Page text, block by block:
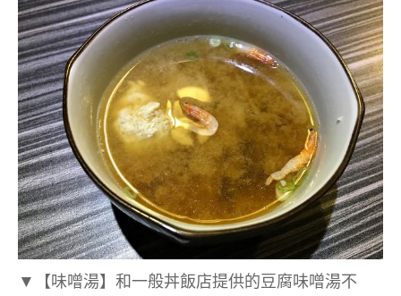
▼ 【味噌湯】和一般丼飯店提供的豆腐味噌湯不